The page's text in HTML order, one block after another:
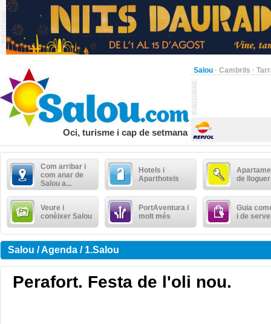
Salou · Cambrils ·
Oci, turisme i cap de setmana
Com arribar i
com anar de
Salou a...
Hotels i
Aparthotels
de lloguer
Veure i
conèixer Salou
PortAventura i
molt més
Guia
i de
Salou / Agenda / 1.Salou
Perafort. Festa de l'oli nou.